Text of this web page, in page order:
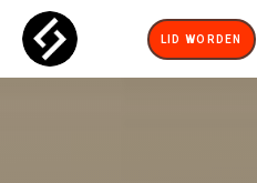
LID WORDEN